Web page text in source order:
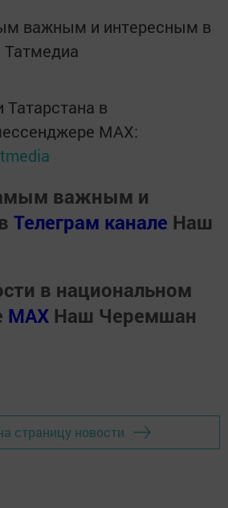
важным и интересным в
Татмедиа
Татарстана в
MАХ:
важным и
Телеграм канале Наш
в национальном
MАХ Наш Черемшан
страницу новости